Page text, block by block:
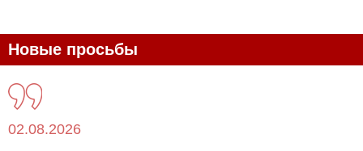
Новые просьбы
02.08.2026